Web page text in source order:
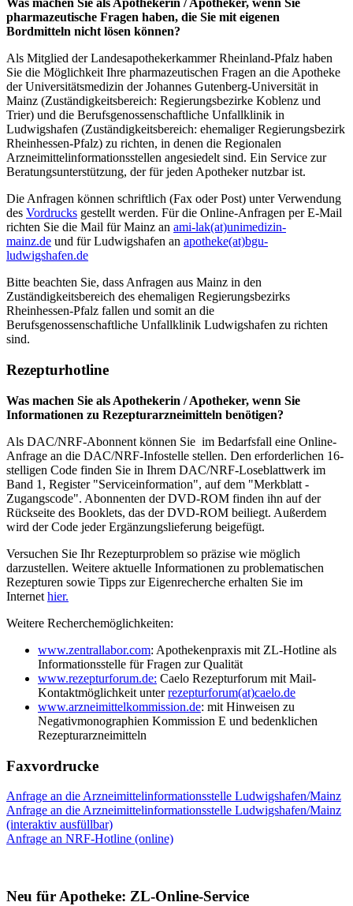
Was machen Sie als Apothekerin / Apotheker, wenn Sie
pharmazeutische Fragen haben, die Sie mit eigenen
Bordmitteln nicht lösen können?
Als Mitglied der Landesapothekerkammer Rheinland-Pfalz haben
Sie die Möglichkeit Ihre pharmazeutischen Fragen an die Apotheke
der Universitätsmedizin der Johannes Gutenberg-Universität in
Mainz (Zuständigkeitsbereich: Regierungsbezirke Koblenz und
Trier) und die Berufsgenossenschaftliche Unfallklinik in
Ludwigshafen (Zuständigkeitsbereich: ehemaliger Regierungsbezirk
Rheinhessen-Pfalz) zu richten, in denen die Regionalen
Arzneimittelinformationsstellen angesiedelt sind. Ein Service zur
Beratungsunterstützung, der für jeden Apotheker nutzbar ist.
Die Anfragen können schriftlich (Fax oder Post) unter Verwendung
des Vordrucks gestellt werden. Für die Online-Anfragen per E-Mail
richten Sie die Mail für Mainz an ami-lak(at)unimedizin-
mainz.de und für Ludwigshafen an apotheke(at)bgu-
ludwigshafen.de
Bitte beachten Sie, dass Anfragen aus Mainz in den
Zuständigkeitsbereich des ehemaligen Regierungsbezirks
Rheinhessen-Pfalz fallen und somit an die
Berufsgenossenschaftliche Unfallklinik Ludwigshafen zu richten
sind.
Rezepturhotline
Was machen Sie als Apothekerin / Apotheker, wenn Sie
Informationen zu Rezepturarzneimitteln benötigen?
Als DAC/NRF-Abonnent können Sie im Bedarfsfall eine Online-
Anfrage an die DAC/NRF-Infostelle stellen. Den erforderlichen 16-
stelligen Code finden Sie in Ihrem DAC/NRF-Loseblattwerk im
Band 1, Register "Serviceinformation", auf dem "Merkblatt -
Zugangscode". Abonnenten der DVD-ROM finden ihn auf der
Rückseite des Booklets, das der DVD-ROM beiliegt. Außerdem
wird der Code jeder Ergänzungslieferung beigefügt.
Versuchen Sie Ihr Rezepturproblem so präzise wie möglich
darzustellen. Weitere aktuelle Informationen zu problematischen
Rezepturen sowie Tipps zur Eigenrecherche erhalten Sie im
Internet hier.
Weitere Recherchemöglichkeiten:
www.zentrallabor.com: Apothekenpraxis mit ZL-Hotline als
Informationsstelle für Fragen zur Qualität
www.rezepturforum.de: Caelo Rezepturforum mit Mail-
Kontaktmöglichkeit unterrezepturforum(at)caelo.de
www.arzneimittelkommission.de: mit Hinweisen zu
Negativmonographien Kommission E und bedenklichen
Rezepturarzneimitteln
Faxvordrucke
Anfrage an die Arzneimittelinformationsstelle Ludwigshafen/Mainz
Anfrage an die Arzneimittelinformationsstelle Ludwigshafen/Mainz
(interaktiv ausfüllbar)
Anfrage an NRF-Hotline (online)
Neu für Apotheke: ZL-Online-Service